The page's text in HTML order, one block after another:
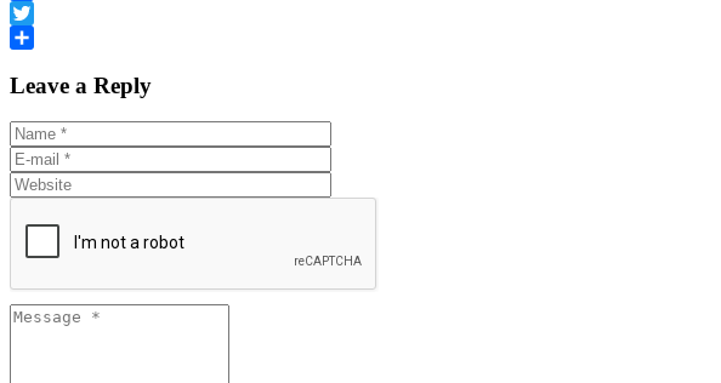
Facebook
Twitter
Leave a Reply